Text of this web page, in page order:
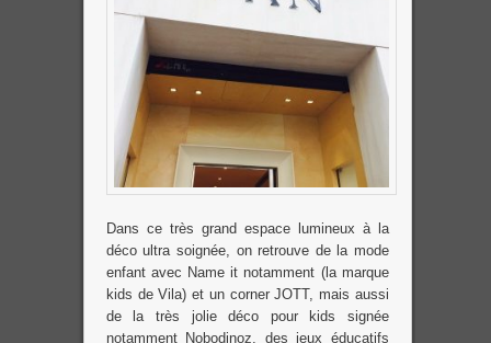
Dans ce très grand espace lumineux à la
déco ultra soignée, on retrouve de la mode
enfant avec Name it notamment (la marque
kids de Vila) et un corner JOTT, mais aussi
de la très jolie déco pour kids signée
notamment Nobodinoz, des jeux éducatifs